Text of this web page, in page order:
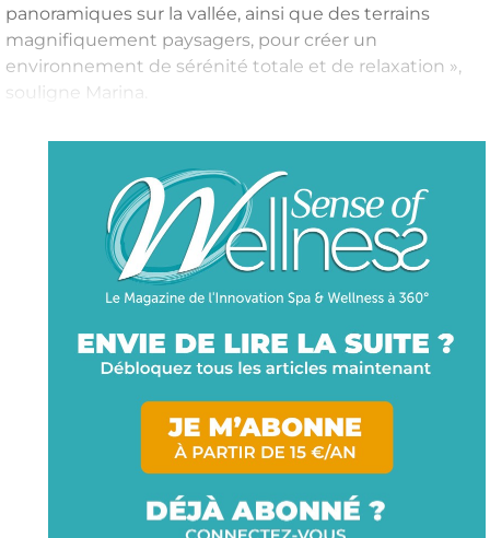
panoramiques sur la vallée, ainsi que des terrains
magnifiquement paysagers, pour créer un
environnement de sérénité totale et de relaxation »,
souligne Marina.